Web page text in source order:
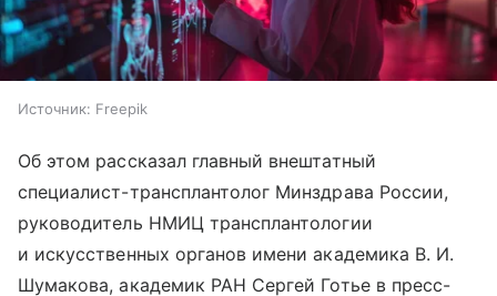
Источник: Freepik
Об этом рассказал главный внештатный
специалист-трансплантолог Минздрава России,
руководитель НМИЦ трансплантологии
и искусственных органов имени академика В. И.
Шумакова, академик РАН Сергей Готье в пресс-